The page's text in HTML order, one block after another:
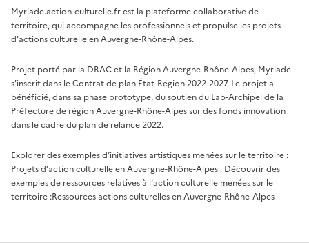
Myriade.action-culturelle.fr est la plateforme collaborative de
territoire, qui accompagne les professionnels et propulse les projets
d'actions culturelle en Auvergne-Rhône-Alpes.
Projet porté par la DRAC et la Région Auvergne-Rhône-Alpes, Myriade
s'inscrit dans le Contrat de plan État-Région 2022-2027. Le projet a
bénéficié, dans sa phase prototype, du soutien du Lab-Archipel de la
Préfecture de région Auvergne-Rhône-Alpes sur des fonds innovation
dans le cadre du plan de relance 2022.
Explorer des exemples d’initiatives artistiques menées sur le territoire :
Projets d’action culturelle en Auvergne-Rhône-Alpes . Découvrir des
exemples de ressources relatives à l'action culturelle menées sur le
territoire :Ressources actions culturelles en Auvergne-Rhône-Alpes